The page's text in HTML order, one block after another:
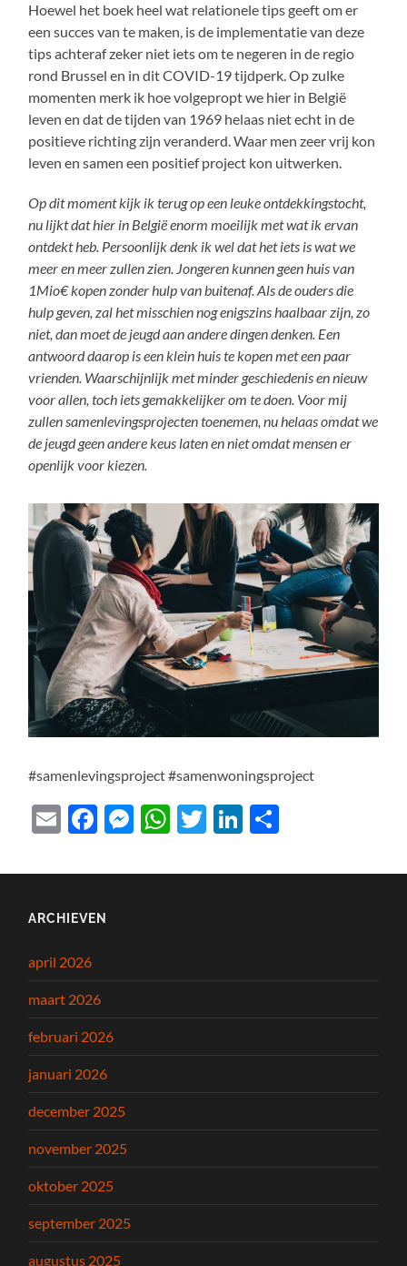
Hoewel het boek heel wat relationele tips geeft om er
een succes van te maken, is de implementatie van deze
tips achteraf zeker niet iets om te negeren in de regio
rond Brussel en in dit COVID-19 tijdperk. Op zulke
momenten merk ik hoe volgepropt we hier in België
leven en dat de tijden van 1969 helaas niet echt in de
positieve richting zijn veranderd. Waar men zeer vrij kon
leven en samen een positief project kon uitwerken.
Op dit moment kijk ik terug op een leuke ontdekkingstocht,
nu lijkt dat hier in België enorm moeilijk met wat ik ervan
ontdekt heb. Persoonlijk denk ik wel dat het iets is wat we
meer en meer zullen zien. Jongeren kunnen geen huis van
1Mio€ kopen zonder hulp van buitenaf. Als de ouders die
hulp geven, zal het misschien nog enigszins haalbaar zijn, zo
niet, dan moet de jeugd aan andere dingen denken. Een
antwoord daarop is een klein huis te kopen met een paar
vrienden. Waarschijnlijk met minder geschiedenis en nieuw
voor allen, toch iets gemakkelijker om te doen. Voor mij
zullen samenlevingsprojecten toenemen, nu helaas omdat we
de jeugd geen andere keus laten en niet omdat mensen er
openlijk voor kiezen.
#samenlevingsproject #samenwoningsproject
EmailFacebook
Messenger
WhatsApp
TwitterLinkedIn
ARCHIEVEN
april 2026
maart 2026
februari 2026
januari 2026
december 2025
november 2025
oktober 2025
september 2025
augustus 2025